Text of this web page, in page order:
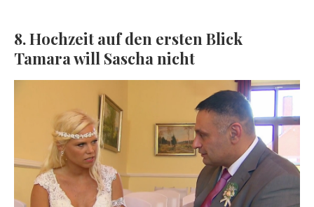
8. Hochzeit auf den ersten Blick
Tamara will Sascha nicht